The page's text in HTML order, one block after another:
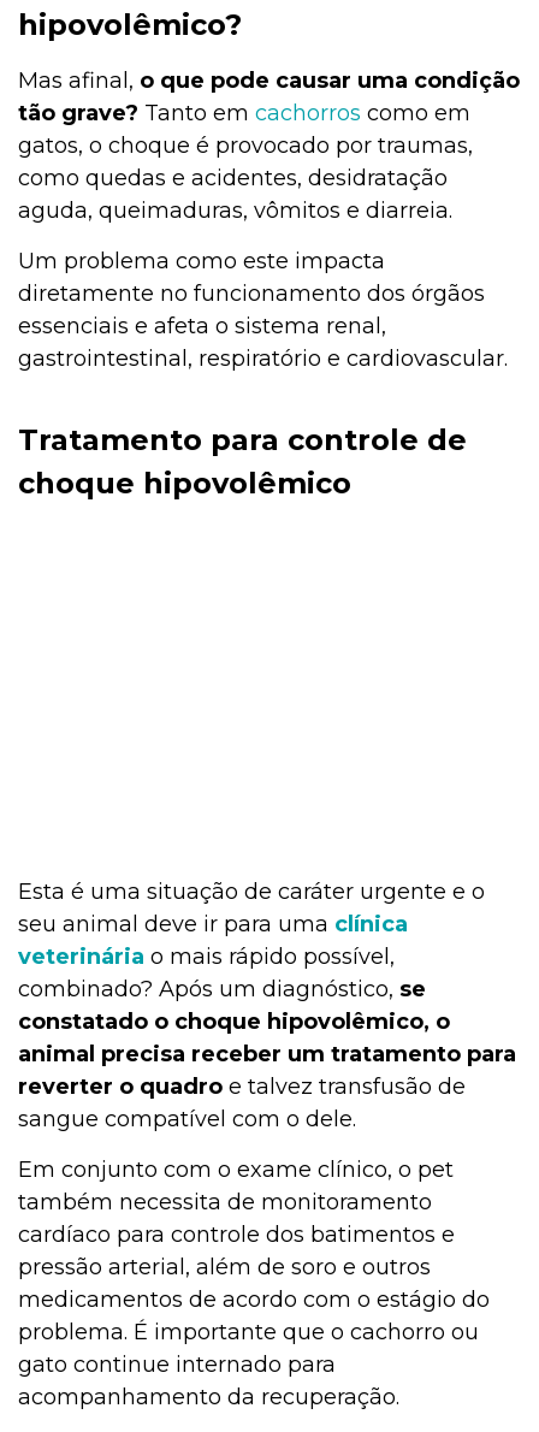
hipovolêmico?
Mas afinal, o que pode causar uma condição
tão grave? Tanto em cachorros como em
gatos, o choque é provocado por traumas,
como quedas e acidentes, desidratação
aguda, queimaduras, vômitos e diarreia.
Um problema como este impacta
diretamente no funcionamento dos órgãos
essenciais e afeta o sistema renal,
gastrointestinal, respiratório e cardiovascular.
Tratamento para controle de
choque hipovolêmico
Esta é uma situação de caráter urgente e o
seu animal deve ir para uma clínica
veterinária o mais rápido possível,
combinado? Após um diagnóstico, se
constatado o choque hipovolêmico, o
animal precisa receber um tratamento para
reverter o quadro e talvez transfusão de
sangue compatível com o dele.
Em conjunto com o exame clínico, o pet
também necessita de monitoramento
cardíaco para controle dos batimentos e
pressão arterial, além de soro e outros
medicamentos de acordo com o estágio do
problema. É importante que o cachorro ou
gato continue internado para
acompanhamento da recuperação.